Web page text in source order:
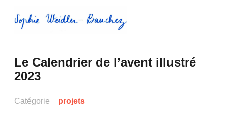
au
contenu
Sophie
Weidler-
Bauchez
Le Calendrier de l’avent illustré
2023
Catégorie projets